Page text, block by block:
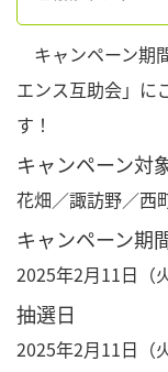
キャンペーン期
エンス互助会」に
す！
キャンペーン対
花畑／諏訪野／西
キャンペーン期
2025年2月11日（
抽選日
2025年2月11日（